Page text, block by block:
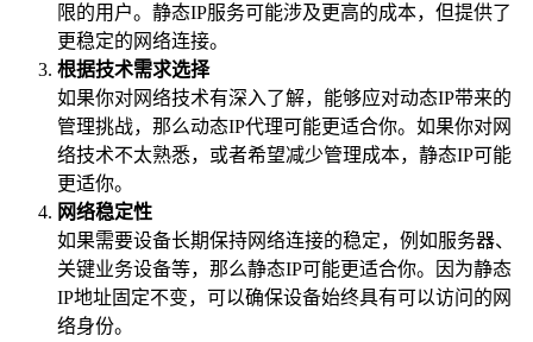
限的用户。静态IP服务可能涉及更高的成本，但提供了
更稳定的网络连接。
根据技术需求选择
如果你对网络技术有深入了解，能够应对动态IP带来的
管理挑战，那么动态IP代理可能更适合你。如果你对网
络技术不太熟悉，或者希望减少管理成本，静态IP可能
更适你。
网络稳定性
如果需要设备长期保持网络连接的稳定，例如服务器、
关键业务设备等，那么静态IP可能更适合你。因为静态
IP地址固定不变，可以确保设备始终具有可以访问的网
络身份。